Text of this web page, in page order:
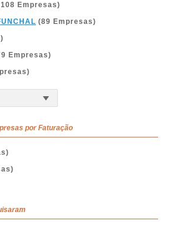
Empresas)
(89 Empresas)
Empresas)
por Faturação